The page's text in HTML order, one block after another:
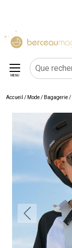
MENU
Accueil / Mode / Bagagerie/